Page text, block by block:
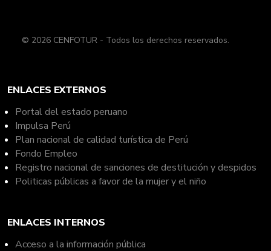
© 2026 CENFOTUR - Todos los derechos reservados.
ENLACES EXTERNOS
Portal del estado peruano
Impulsa Perú
Plan nacional de calidad turística de Perú
Fondo Empleo
Registro nacional de sanciones de destitución y despidos
Politicas públicas a favor de la mujer y el niño
ENLACES INTERNOS
Acceso a la información pública